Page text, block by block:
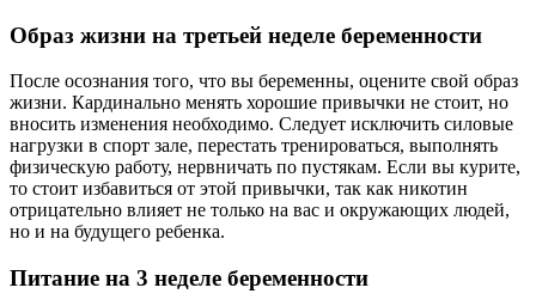
Образ жизни на третьей неделе беременности
После осознания того, что вы беременны, оцените свой образ
жизни. Кардинально менять хорошие привычки не стоит, но
вносить изменения необходимо. Следует исключить силовые
нагрузки в спорт зале, перестать тренироваться, выполнять
физическую работу, нервничать по пустякам. Если вы курите,
то стоит избавиться от этой привычки, так как никотин
отрицательно влияет не только на вас и окружающих людей,
но и на будущего ребенка.
Питание на 3 неделе беременности